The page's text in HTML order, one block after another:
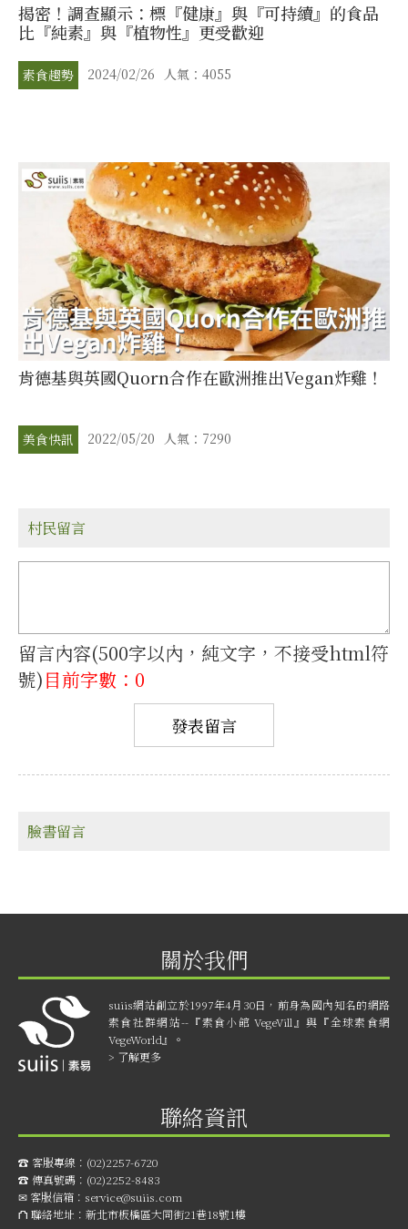
揭密！調查顯示：標『健康』與『可持續』的食品
比『純素』與『植物性』更受歡迎
素食趨勢 2024/02/26 人氣：4055
肯德基與英國Quorn合作在歐洲推出Vegan炸雞！
美食快訊 2022/05/20 人氣：7290
村民留言
留言內容(500字以內，純文字，不接受html符
號)目前字數：0
臉書留言
關於我們
suiis網站創立於1997年4月30日，前身為國內知名的網路
素食社群網站--『素食小館 VegeVill』與『全球素食網
VegeWorld』。
> 了解更多
聯絡資訊
☎︎ 客服專線： (02)2257-6720
☎︎ 傳真號碼： (02)2252-8483
✉ 客服信箱： service@suiis.com
⛫ 聯絡地址： 新北市板橋區大同街21巷18號1樓